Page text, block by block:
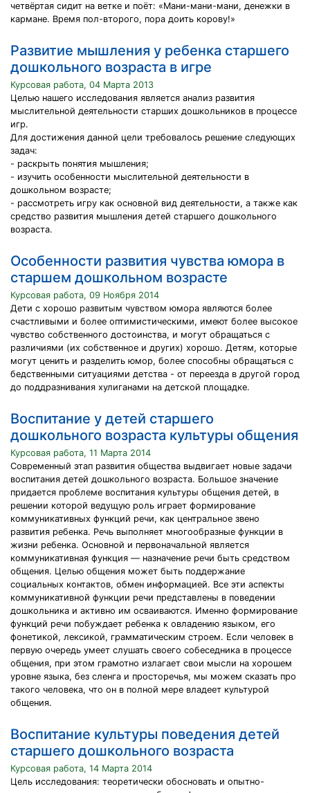
четвёртая сидит на ветке и поёт: «Мани-мани-мани, денежки в
кармане. Время пол-второго, пора доить корову!»
Развитие мышления у ребенка старшего
дошкольного возраста в игре
Курсовая работа, 04 Марта 2013
Целью нашего исследования является анализ развития
мыслительной деятельности старших дошкольников в процессе
игр.
Для достижения данной цели требовалось решение следующих
задач:
- раскрыть понятия мышления;
- изучить особенности мыслительной деятельности в
дошкольном возрасте;
- рассмотреть игру как основной вид деятельности, а также как
средство развития мышления детей старшего дошкольного
возраста.
Особенности развития чувства юмора в
старшем дошкольном возрасте
Курсовая работа, 09 Ноября 2014
Дети с хорошо развитым чувством юмора являются более
счастливыми и более оптимистическими, имеют более высокое
чувство собственного достоинства, и могут обращаться с
различиями (их собственное и других) хорошо. Детям, которые
могут ценить и разделить юмор, более способны обращаться с
бедственными ситуациями детства - от переезда в другой город
до поддразнивания хулиганами на детской площадке.
Воспитание у детей старшего
дошкольного возраста культуры общения
Курсовая работа, 11 Марта 2014
Современный этап развития общества выдвигает новые задачи
воспитания детей дошкольного возраста. Большое значение
придается проблеме воспитания культуры общения детей, в
решении которой ведущую роль играет формирование
коммуникативных функций речи, как центральное звено
развития ребенка. Речь выполняет многообразные функции в
жизни ребенка. Основной и первоначальной является
коммуникативная функция — назначение речи быть средством
общения. Целью общения может быть поддержание
социальных контактов, обмен информацией. Все эти аспекты
коммуникативной функции речи представлены в поведении
дошкольника и активно им осваиваются. Именно формирование
функций речи побуждает ребенка к овладению языком, его
фонетикой, лексикой, грамматическим строем. Если человек в
первую очередь умеет слушать своего собеседника в процессе
общения, при этом грамотно излагает свои мысли на хорошем
уровне языка, без сленга и просторечья, мы можем сказать про
такого человека, что он в полной мере владеет культурой
общения.
Воспитание культуры поведения детей
старшего дошкольного возраста
Курсовая работа, 14 Марта 2014
Цель исследования: теоретически обосновать и опытно-